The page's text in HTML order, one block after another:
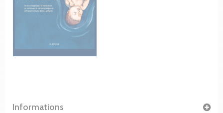
Informations